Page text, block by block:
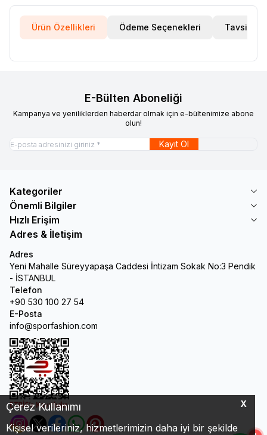
X
Çerez Kullanımı
Kişisel verileriniz, hizmetlerimizin daha iyi bir şekilde
Ürün Özellikleri Ödeme Seçenekleri Tavsiye Et
E-Bülten Aboneliği
Kampanya ve yeniliklerden haberdar olmak için e-bültenimize abone
olun!
Kayıt Ol
Kategoriler
Önemli Bilgiler
Hızlı Erişim
Adres & İletişim
Adres
Yeni Mahalle Süreyyapaşa Caddesi İntizam Sokak No:3 Pendik
- İSTANBUL
Telefon
+90 530 100 27 54
E-Posta
info@sporfashion.com
Instagram
TwitterFacebook
Whatsapp
Pinterest